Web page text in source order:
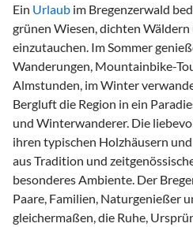
Ein Urlaub im Bregenzerwald
grünen Wiesen, dichten
einzutauchen. Im Sommer
Wanderungen, Mountainbike-
Almstunden, im Winter
Bergluft die Region in ein
und Winterwanderer. Die
ihren typischen Holzhäusern
aus Tradition und
besonderes Ambiente. Der
Paare, Familien, Naturgenießer
gleichermaßen, die Ruhe,